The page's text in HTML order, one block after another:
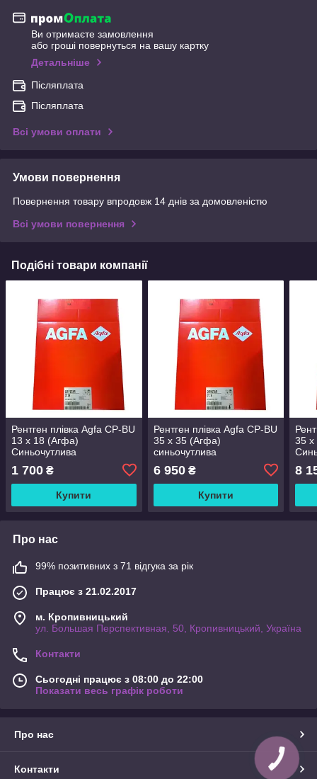
Ви отримаєте замовлення
або гроші повернуться на вашу картку
Детальніше
Післяплата
Післяплата
Всі умови оплати
Умови повернення
Повернення товару впродовж 14 днів за домовленістю
Всі умови повернення
Подібні товари компанії
Рентген плівка Agfa CP-BU
13 х 18 (Агфа)
Синьочутлива
1 700 ₴
Купити
Рентген плівка Agfa CP-BU
35 х 35 (Агфа)
синьочутлива
6 950₴
Купити
35
8
Про нас
99% позитивних з 71 відгука за рік
Працює з 21.02.2017
м. Кропивницький
ул. Большая Перспективная, 50, Кропивницький, Україна
Контакти
Сьогодні працює з 08:00 до 22:00
Показати весь графік роботи
Про нас
Контакти
КНОПКА
ЗВ'ЯЗКУ